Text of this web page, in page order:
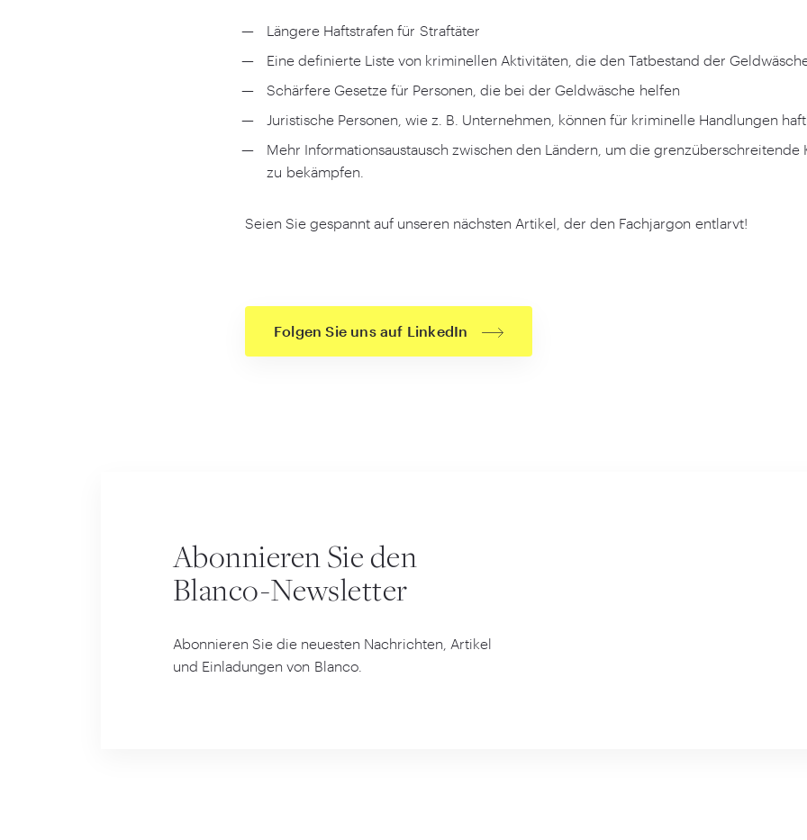
Längere Haftstrafen für Straftäter
Eine definierte Liste von kriminellen Aktivitäten, die den Tatbestand der
Schärfere Gesetze für Personen, die bei der Geldwäsche helfen
Juristische Personen, wie z. B. Unternehmen, können für kriminelle Handlungen
Mehr Informationsaustausch zwischen den Ländern, um die grenzüberschreitende
zu bekämpfen.
Seien Sie gespannt auf unseren nächsten Artikel, der den Fachjargon entlarvt!
Folgen Sie uns auf LinkedIn
Abonnieren Sie den
Blanco-Newsletter
Abonnieren Sie die neuesten Nachrichten, Artikel
und Einladungen von Blanco.